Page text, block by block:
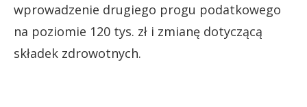
wprowadzenie drugiego progu podatkowego
na poziomie 120 tys. zł i zmianę dotyczącą
składek zdrowotnych.